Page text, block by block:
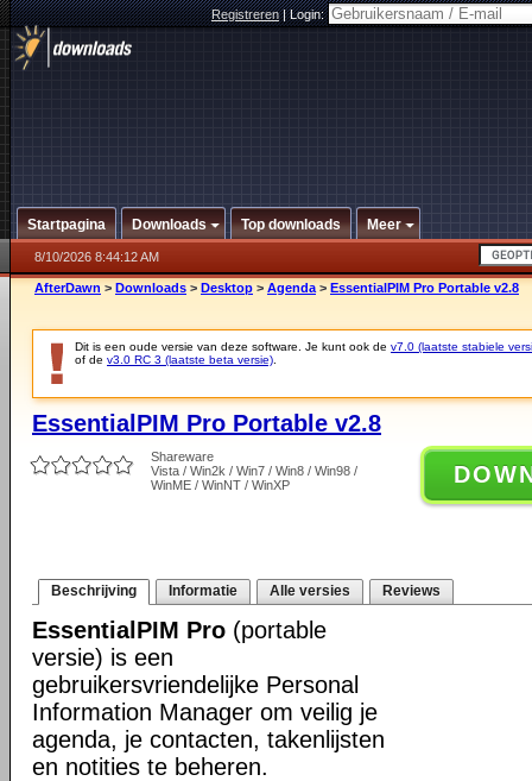
Registreren|Login:
Startpagina Downloads Top downloads Meer
8/10/2026 8:44:12 AM
AfterDawn > Downloads > Desktop > Agenda > EssentialPIM Pro Portable v2.8
Dit is een oude versie van deze software. Je kunt ook de v7.0 (laatste stabiele
of de v3.0 RC 3 (laatste beta versie)
EssentialPIM Pro Portable v2.8
Shareware
Vista / Win2k / Win7 / Win8 / Win98 /
WinME / WinNT / WinXP
Beschrijving Informatie Alle versies Reviews
EssentialPIM Pro (portable
versie) is een
gebruikersvriendelijke Personal
Information Manager om veilig je
agenda, je contacten, takenlijsten
en notities te beheren.